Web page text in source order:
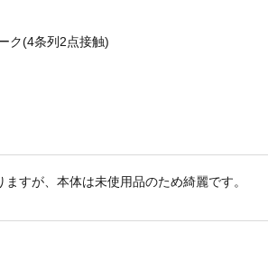
ク(4条列2点接触)
すが、本体は未使用品のため綺麗です。